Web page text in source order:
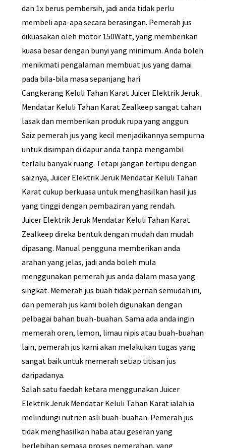
dan 1x berus pembersih, jadi anda tidak perlu
membeli apa-apa secara berasingan. Pemerah jus
dikuasakan oleh motor 150Watt, yang memberikan
kuasa besar dengan bunyi yang minimum. Anda boleh
menikmati pengalaman membuat jus yang damai
pada bila-bila masa sepanjang hari.
Cangkerang Keluli Tahan Karat Juicer Elektrik Jeruk
Mendatar Keluli Tahan Karat Zealkeep sangat tahan
lasak dan memberikan produk rupa yang anggun.
Saiz pemerah jus yang kecil menjadikannya sempurna
untuk disimpan di dapur anda tanpa mengambil
terlalu banyak ruang. Tetapi jangan tertipu dengan
saiznya, Juicer Elektrik Jeruk Mendatar Keluli Tahan
Karat cukup berkuasa untuk menghasilkan hasil jus
yang tinggi dengan pembaziran yang rendah.
Juicer Elektrik Jeruk Mendatar Keluli Tahan Karat
Zealkeep direka bentuk dengan mudah dan mudah
dipasang. Manual pengguna memberikan anda
arahan yang jelas, jadi anda boleh mula
menggunakan pemerah jus anda dalam masa yang
singkat. Memerah jus buah tidak pernah semudah ini,
dan pemerah jus kami boleh digunakan dengan
pelbagai bahan buah-buahan. Sama ada anda ingin
memerah oren, lemon, limau nipis atau buah-buahan
lain, pemerah jus kami akan melakukan tugas yang
sangat baik untuk memerah setiap titisan jus
daripadanya.
Salah satu faedah ketara menggunakan Juicer
Elektrik Jeruk Mendatar Keluli Tahan Karat ialah ia
melindungi nutrien asli buah-buahan. Pemerah jus
tidak menghasilkan haba atau geseran yang
berlebihan semasa proses pemerahan, yang